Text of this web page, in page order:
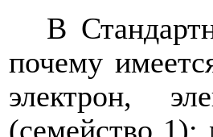
В
почему
электрон,
(семейство